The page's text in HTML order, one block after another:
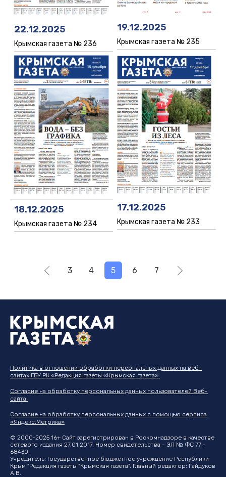
22.12.2025
Крымская газета № 236
19.12.2025
Крымская газета № 235
18.12.2025
Крымская газета № 234
17.12.2025
Крымская газета № 233
3 4 5 6 7
Политика в отношении обработки персональных данных на веб-
сайтах ГБУ РК «Редакция газеты «Крымская газета».
Согласие на обработку персональных данных пользователей Веб-
сайта.
Согласие на обработку персональных данных с помощью сервиса
«Яндекс.Метрика»
© 2000-2025 16+ Сайт зарегистрирован в Роскомнадзоре в качестве
сетевого издания 27.01.2017. Номер свидетельства - ЭЛ № ФС 77 -
68430.
Учредитель: Государственное бюджетное учреждение Республики
Крым "Редакция газеты "Крымская газета". Главный редактор: Гайдуков
А.В.